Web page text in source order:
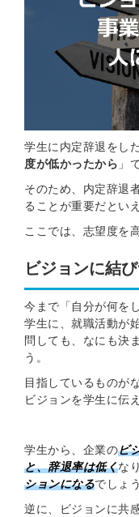
学生に内定辞退をし
度が低かったから 」
そのため、内定辞退
ることが重要だとい
ここでは、志望度を
ビジョンに結
今まで「自分が何を
学生に、就職活動が
問しても、なにも決
う。
目指しているものが
ビジョンを学生に伝
学生から、企業のビ
と、辞退率は低くな
ションになるでしょう
逆に、ビジョンに共